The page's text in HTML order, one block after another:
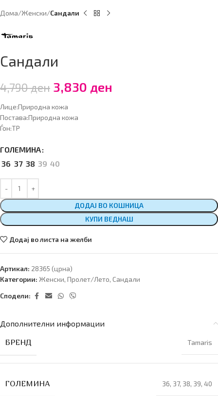
Дома Женски Сандали
Сандали
4,790ден 3,830 ден
Лице:Природна кожа
Постава:Природна кожа
Ѓон:ТР
ГОЛЕМИНА
36 37 38 39 40
ДОДАЈ ВО КОШНИЦА
КУПИ ВЕДНАШ
Додај во листа на желби
Артикал: 28365 (црна)
Категории: Женски, Пролет/Лето, Сандали
Сподели:
Дополнителни информации
БРЕНД Tamaris
ГОЛЕМИНА 36, 37, 38, 39, 40